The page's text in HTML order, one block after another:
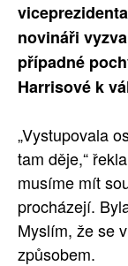
RUBRIKY
PLNÁ VERZE
novináři
případné
Harrisové k
„Vystupovala
tam děje,“
musíme mít
procházejí.
Myslím, že se
způsobem.